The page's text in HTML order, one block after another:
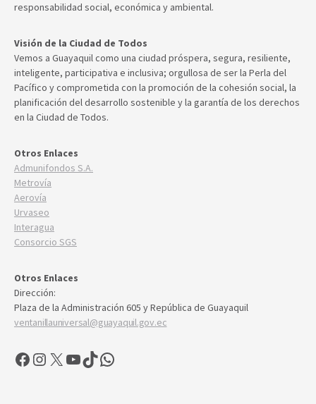
responsabilidad social, económica y ambiental.
Visión de la Ciudad de Todos
Vemos a Guayaquil como una ciudad próspera, segura, resiliente,
inteligente, participativa e inclusiva; orgullosa de ser la Perla del
Pacífico y comprometida con la promoción de la cohesión social, la
planificación del desarrollo sostenible y la garantía de los derechos
en la Ciudad de Todos.
Otros Enlaces
Admunifondos S.A.
Metrovía
Aerovía
Urvaseo
Interagua
Consorcio SGS
Otros Enlaces
Dirección:
Plaza de la Administración 605 y República de Guayaquil
ventanillauniversal@guayaquil.gov.ec
Facebook
Instagram
X YouTube
TikTokWhatsApp